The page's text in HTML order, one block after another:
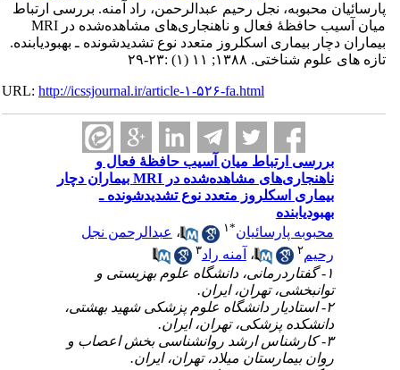
پارسائیان محبوبه، نجل رحیم عبدالرحمن، راد آمنه. بررسی ارتباط
میان آسیب حافظۀ فعال و ناهنجاری‌های مشاهده‌شده در MRI
بیماران دچار بیماری اسکلروز متعدد نوع تشدیدشونده ـ بهبودیابنده.
تازه های علوم شناختی. ۱۳۸۸; ۱۱ (۱) :۲۳-۲۹
URL:http://icssjournal.ir/article-۱-۵۲۶-fa.html
بررسی ارتباط میان آسیب حافظۀ فعال و
ناهنجاری‌های مشاهده‌شده در MRI بیماران دچار
بیماری اسکلروز متعدد نوع تشدیدشونده ـ
بهبودیابنده
محبوبه پارسائیان *۱ ،عبدالرحمن نجل
رحیم
،آمنه راد ۳
۱- گفتاردرمانی، دانشگاه علوم بهزیستی و
توانبخشی، تهران، ایران.
۲- استادیار دانشگاه علوم پزشکی شهید بهشتی،
دانشکده پزشکی، تهران، ایران.
۳- کارشناس ارشد روانشناسی بخش اعصاب و
روان بیمارستان میلاد، تهران، ایران.